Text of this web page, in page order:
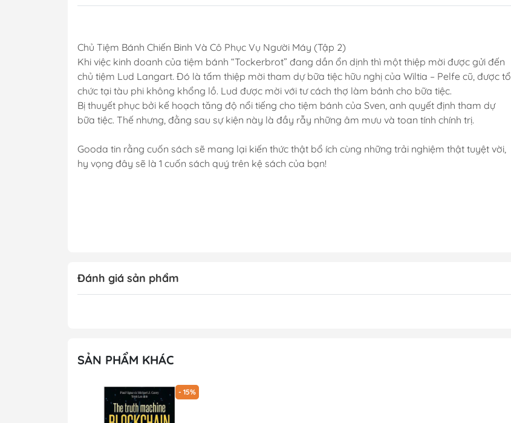
Chủ Tiệm Bánh Chiến Binh Và Cô Phục Vụ Người Máy (Tập 2)
Khi việc kinh doanh của tiệm bánh “Tockerbrot” đang dần ổn dịnh thì một thiệp mời được gửi đến
chủ tiệm Lud Langart. Đó là tấm thiệp mời tham dự bữa tiệc hữu nghị của Wiltia – Pelfe cũ, được tổ
chức tại tàu phi không khổng lồ. Lud được mời với tư cách thợ làm bánh cho bữa tiệc.
Bị thuyết phục bởi kế hoạch tăng độ nổi tiếng cho tiệm bánh của Sven, anh quyết định tham dự
bữa tiệc. Thế nhưng, đằng sau sự kiện này là đầy rẫy những âm mưu và toan tính chính trị.
Gooda tin rằng cuốn sách sẽ mang lại kiến thức thật bổ ích cùng những trải nghiệm thật tuyệt vời,
hy vọng đây sẽ là 1 cuốn sách quý trên kệ sách của bạn!
Đánh giá sản phẩm
SẢN PHẨM KHÁC
- 15%